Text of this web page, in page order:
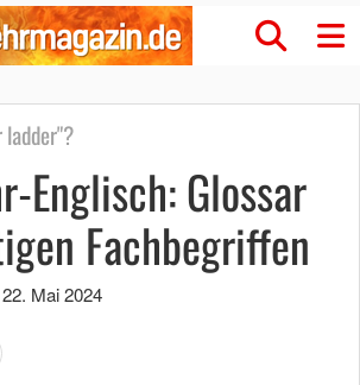
Englisch: Glossar
Fachbegriffen
22. Mai 2024